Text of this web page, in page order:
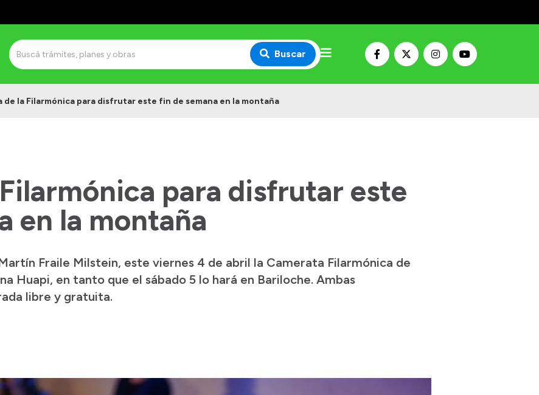
Buscar
de la Filarmónica para disfrutar este fin de semana en la montaña
para disfrutar este
en la montaña
Fraile Milstein, este viernes 4 de abril la Camerata Filarmónica de
Huapi, en tanto que el sábado 5 lo hará en Bariloche. Ambas
libre y gratuita.